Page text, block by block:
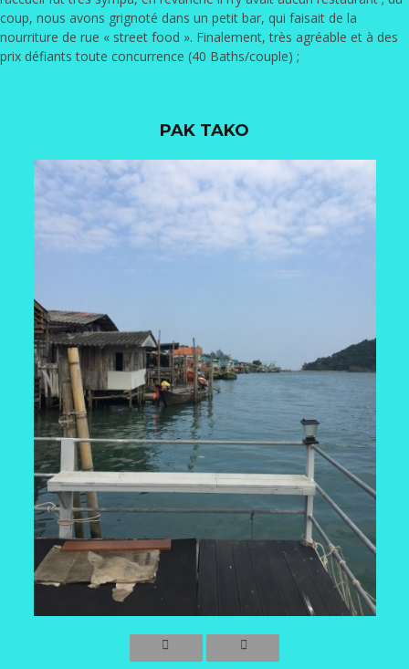
coup, nous avons grignoté dans un petit bar, qui faisait de la
nourriture de rue « street food ». Finalement, très agréable et à des
prix défiants toute concurrence (40 Baths/couple) ;
PAK TAKO